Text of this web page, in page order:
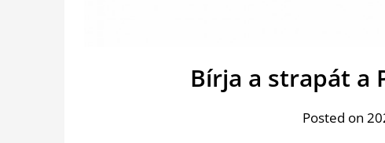
Bírja a strapát a
Posted on